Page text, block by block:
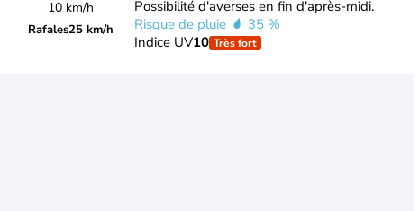
10 km/h
Rafales25 km/h
Possibilité d'averses en fin d'après-midi.
Risque de pluie
35 %
Indice UV10 Très fort